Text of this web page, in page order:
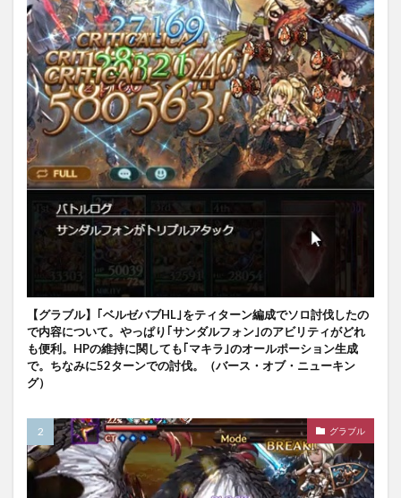
【グラブル】｢ベルゼバブHL｣をティターン編成でソロ討伐したの
で内容について。やっぱり｢サンダルフォン｣のアビリティがどれ
も便利。HPの維持に関しても｢マキラ｣のオールポーション生成
で。ちなみに52ターンでの討伐。（バース・オブ・ニューキン
グ）
グラブル